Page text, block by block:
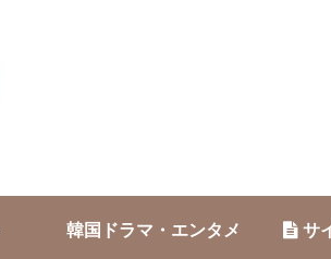
韓国ドラマ・エンタメ サ